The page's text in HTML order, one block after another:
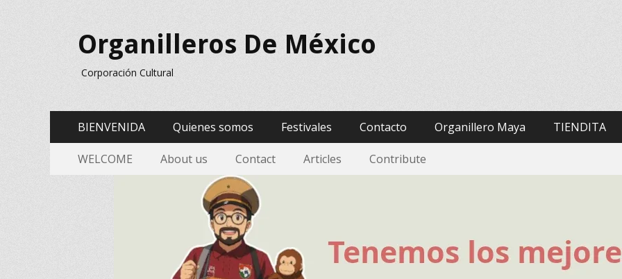
Organilleros De México
Corporación Cultural
Menú
Principal
contenido
BIENVENIDA Quienes somos Festivales Contacto Organillero Maya TIENDITA
Menu
Secundario
WELCOME About us Contact Articles Contribute